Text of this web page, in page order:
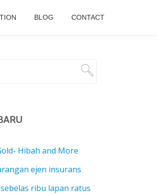
BLOG CONTACT
Hibah and More
ejen insurans
ribu lapan ratus